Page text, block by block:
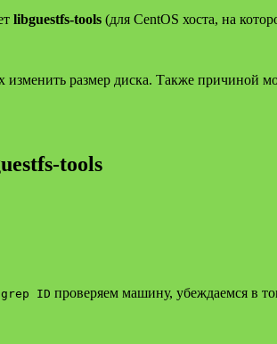
libguestfs-tools (для CentOS хоста, на
размер диска. Также причиной
tools
ID проверяем машину, убеждаемся в